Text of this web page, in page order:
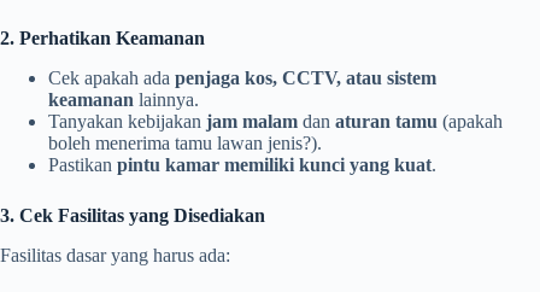
2. Perhatikan Keamanan
Cek apakah ada penjaga kos, CCTV, atau sistem
keamanan lainnya.
Tanyakan kebijakan jam malam dan aturan tamu (apakah
boleh menerima tamu lawan jenis?).
Pastikan pintu kamar memiliki kunci yang kuat.
3. Cek Fasilitas yang Disediakan
Fasilitas dasar yang harus ada: